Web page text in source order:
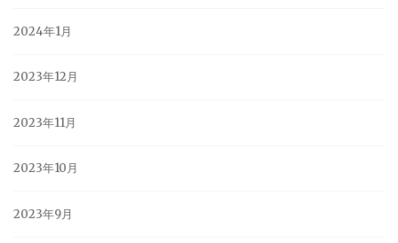
2024年1月
2023年12月
2023年11月
2023年10月
2023年9月